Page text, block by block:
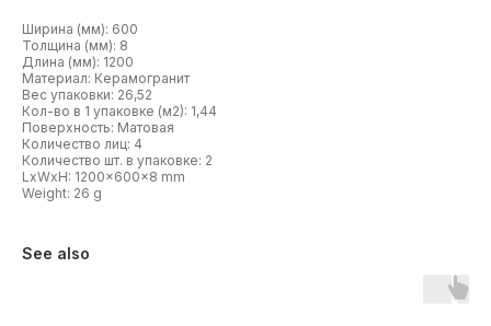
Ширина (мм): 600
Толщина (мм): 8
Длина (мм): 1200
Материал: Керамогранит
Вес упаковки: 26,52
Кол-во в 1 упаковке (м2): 1,44
Поверхность: Матовая
Количество лиц: 4
Количество шт. в упаковке: 2
LxWxH: 1200x600x8 mm
Weight: 26 g
See also